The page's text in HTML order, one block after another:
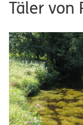
Täler von